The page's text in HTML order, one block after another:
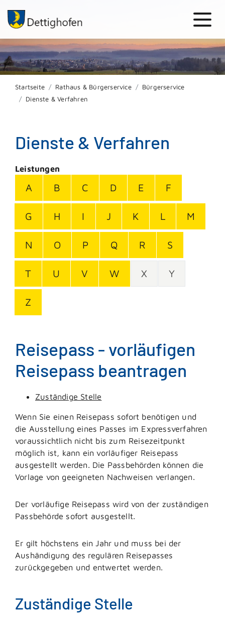
Startseite Rathaus & Bürgerservice
Bürgerservice
Dienste & Verfahren
Dienste & Verfahren
Leistungen
A B C D E F
G H I J K L M
N O P Q R S
T U V W X Y
Z
Reisepass - vorläufigen
Reisepass beantragen
Zuständige Stelle
Wenn Sie einen Reisepass sofort benötigen und
die Ausstellung eines Passes im Expressverfahren
voraussichtlich nicht bis zum Reisezeitpunkt
möglich ist, kann ein vorläufiger Reisepass
ausgestellt werden. Die Passbehörden können die
Vorlage von geeigneten Nachweisen verlangen.
Der vorläufige Reisepass wird von der zuständigen
Passbehörde sofort ausgestellt.
Er gilt höchstens ein Jahr und muss bei der
Aushändigung des regulären Reisepasses
zurückgegeben und entwertet werden.
Zuständige Stelle